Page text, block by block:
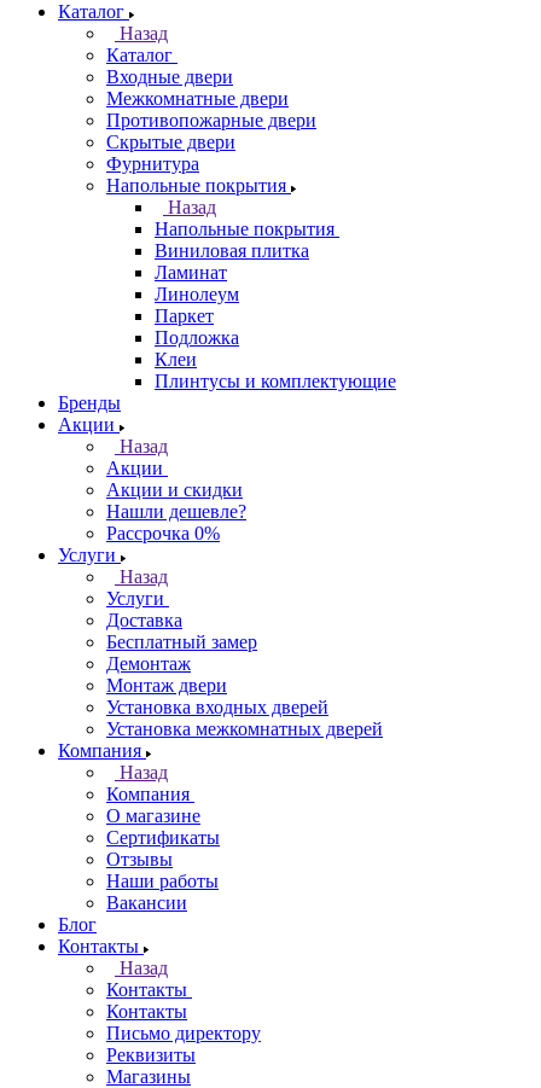
Каталог
Назад
Каталог
Входные двери
Межкомнатные двери
Противопожарные двери
Скрытые двери
Фурнитура
Напольные покрытия
Назад
Напольные покрытия
Виниловая плитка
Ламинат
Линолеум
Паркет
Подложка
Клеи
Плинтусы и комплектующие
Бренды
Акции
Назад
Акции
Акции и скидки
Нашли дешевле?
Рассрочка 0%
Услуги
Назад
Услуги
Доставка
Бесплатный замер
Демонтаж
Монтаж двери
Установка входных дверей
Установка межкомнатных дверей
Компания
Назад
Компания
О магазине
Сертификаты
Отзывы
Наши работы
Вакансии
Блог
Контакты
Назад
Контакты
Контакты
Письмо директору
Реквизиты
Магазины